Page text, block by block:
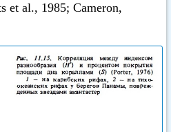
et al., 1985; Cameron,